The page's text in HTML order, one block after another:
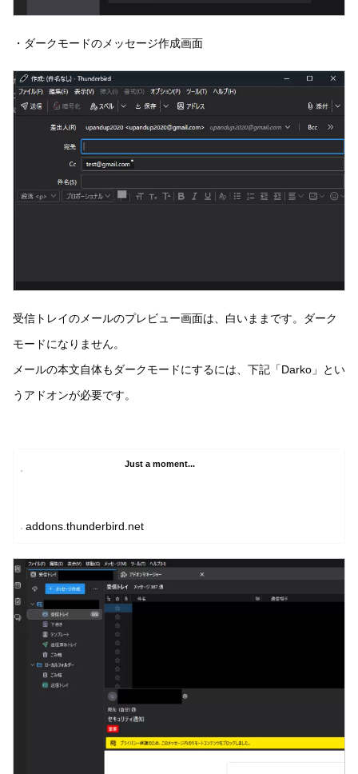
・ダークモードのメッセージ作成画面
受信トレイのメールのプレビュー画面は、白いままです。ダーク
モードになりません。
メールの本文自体もダークモードにするには、下記「Darko」とい
うアドオンが必要です。
Just a moment...
addons.thunderbird.net